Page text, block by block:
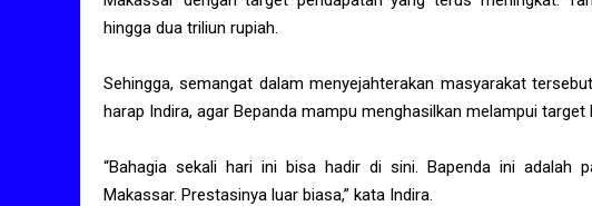
hingga dua triliun rupiah.
Sehingga, semangat dalam menyejahterakan masyarakat
harap Indira, agar Bepanda mampu menghasilkan melampui target
“Bahagia sekali hari ini bisa hadir di sini. Bapenda ini adalah
Makassar. Prestasinya luar biasa,” kata Indira.